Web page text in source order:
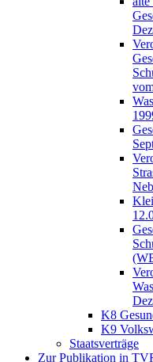
K8
K9
Staatsverträge
Zur Publikation in